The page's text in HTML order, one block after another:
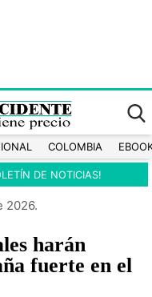
COLOMBIA
DE NOTICIAS!
2026.
harán
fuerte en el